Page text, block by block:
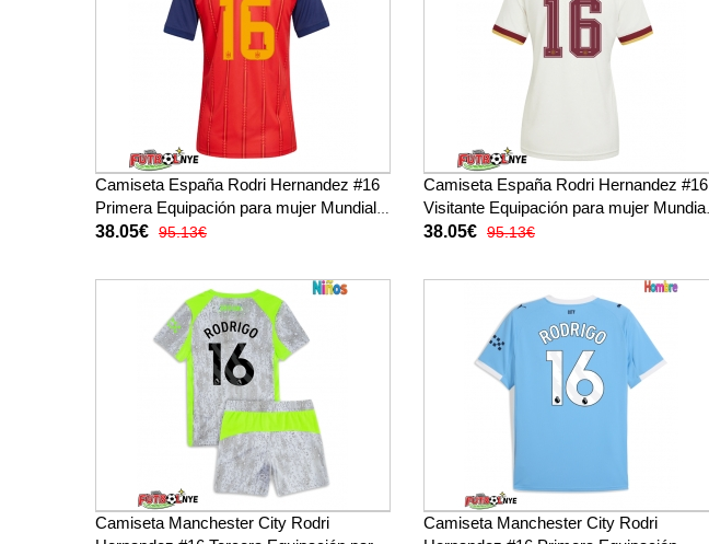
Camiseta España Rodri Hernandez #16
Primera Equipación para mujer Mundial
2026 manga corta
38.05€ 95.13€
Camiseta España Rodri Hernandez #16
Visitante Equipación para mujer Mundial
2026 manga corta
38.05€ 95.13€
Camiseta Manchester City Rodri
Camiseta Manchester City Rodri